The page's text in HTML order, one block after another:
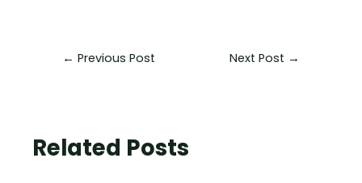
← Previous Post Next Post →
Related Posts